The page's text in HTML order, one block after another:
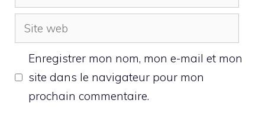
mail
Site
web
Enregistrer mon nom, mon e-mail et mon
site dans le navigateur pour mon
prochain commentaire.